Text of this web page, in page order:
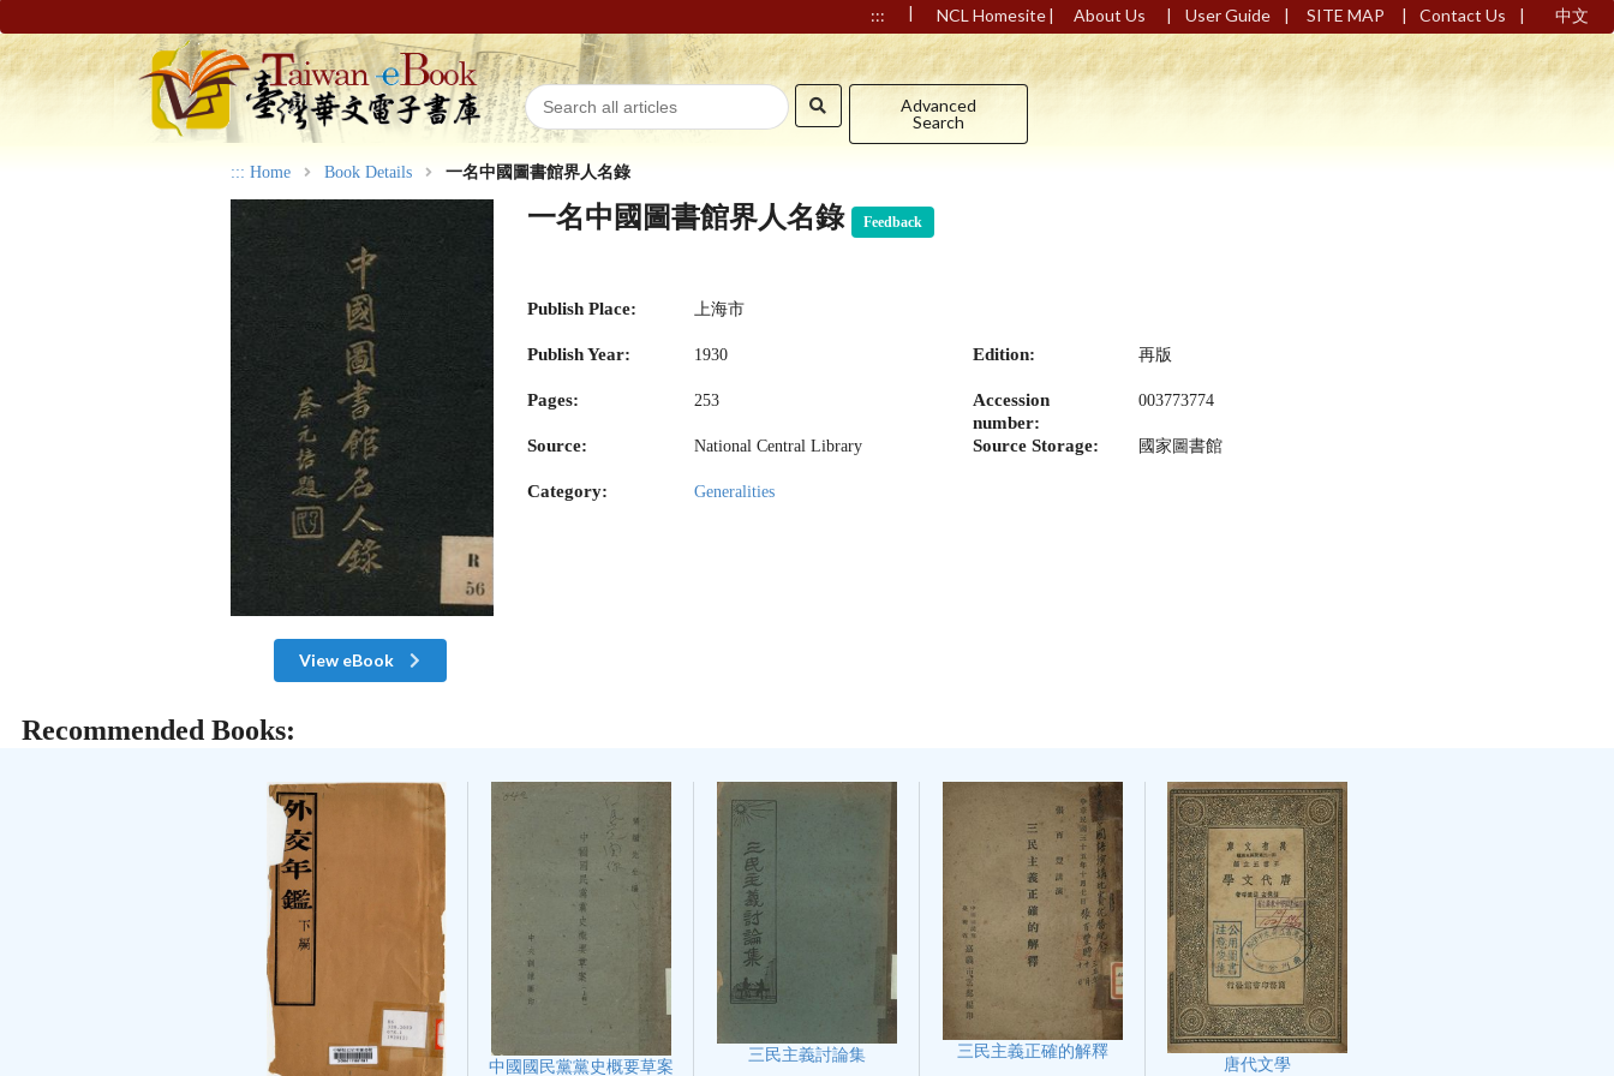
::: | NCL Homesite| About Us | User Guide | SITE MAP | Contact Us | 中文
Advanced
Search
::: Home Book Details 一名中國圖書館界人名錄
View eBook
一名中國圖書館界人名錄 Feedback
Publish Place: 上海市
Publish Year: 1930 Edition: 再版
Pages: 253
Accession
number:
003773774
Source: National Central Library Source Storage: 國家圖書館
Category: Generalities
Recommended Books:
中國國民黨黨史概要草案
三民主義討論集 三民主義正確的解釋
唐代文學